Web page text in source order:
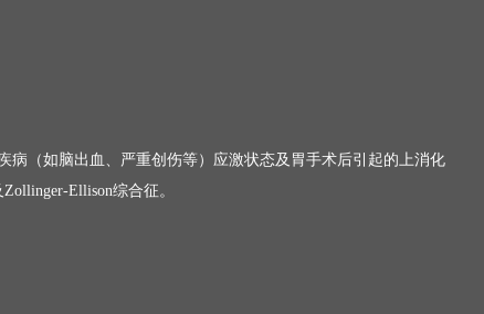
（如脑出血、严重创伤等）应激状态及胃手术后引起的上消化
Ellison综合征。